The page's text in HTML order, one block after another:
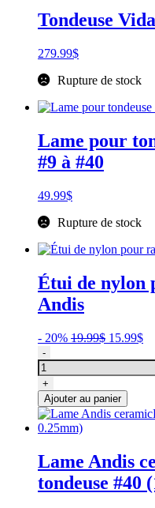
3/32"
Tondeuse
279.99$
Rupture de stock
Lame pour
#9 à #40
49.99$
Rupture de stock
Étui de nylon
Andis
- 20% 19.99$ Le
initial
était :
19.99$.
15.99$Le
quantité
de
Étui
de
nylon
pour
ranger
lames,
Andis
-
+
Ajouter au panier
Lame Andis
tondeuse #40